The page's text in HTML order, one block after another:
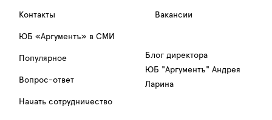
Контакты Вакансии
ЮБ «Аргументъ» в СМИ
Популярное
Вопрос-ответ
Начать сотрудничество
Блог директора
ЮБ "Аргументъ" Андрея
Ларина